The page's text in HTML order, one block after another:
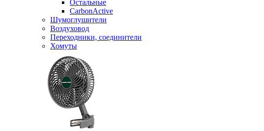
Остальные
CarbonActive
Шумоглушители
Воздуховод
Переходники, соединители
Хомуты